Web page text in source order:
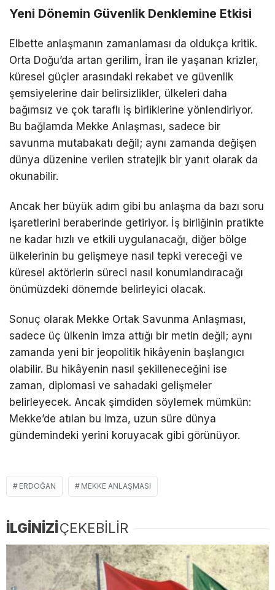
Yeni Dönemin Güvenlik Denklemine Etkisi
Elbette anlaşmanın zamanlaması da oldukça kritik.
Orta Doğu’da artan gerilim, İran ile yaşanan krizler,
küresel güçler arasındaki rekabet ve güvenlik
şemsiyelerine dair belirsizlikler, ülkeleri daha
bağımsız ve çok taraflı iş birliklerine yönlendiriyor.
Bu bağlamda Mekke Anlaşması, sadece bir
savunma mutabakatı değil; aynı zamanda değişen
dünya düzenine verilen stratejik bir yanıt olarak da
okunabilir.
Ancak her büyük adım gibi bu anlaşma da bazı soru
işaretlerini beraberinde getiriyor. İş birliğinin pratikte
ne kadar hızlı ve etkili uygulanacağı, diğer bölge
ülkelerinin bu gelişmeye nasıl tepki vereceği ve
küresel aktörlerin süreci nasıl konumlandıracağı
önümüzdeki dönemde belirleyici olacak.
Sonuç olarak Mekke Ortak Savunma Anlaşması,
sadece üç ülkenin imza attığı bir metin değil; aynı
zamanda yeni bir jeopolitik hikâyenin başlangıcı
olabilir. Bu hikâyenin nasıl şekilleneceğini ise
zaman, diplomasi ve sahadaki gelişmeler
belirleyecek. Ancak şimdiden söylemek mümkün:
Mekke’de atılan bu imza, uzun süre dünya
gündemindeki yerini koruyacak gibi görünüyor.
ERDOĞAN MEKKE ANLAŞMASI
İLGİNİZİÇEKEBİLİR